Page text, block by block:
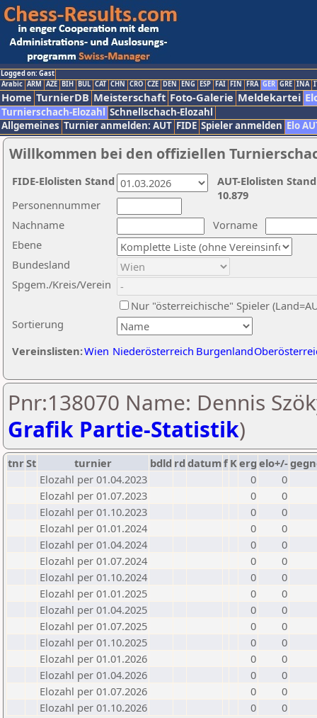
Logged on: Gast
Arabic ARM AZE BIH BUL CAT CHN CRO CZE DEN ENG ESP FAI FIN FRA GER GRE INA
Home TurnierDB Meisterschaft Foto-Galerie Meldekartei
Turnierschach-Elozahl Schnellschach-Elozahl
Allgemeines Turnier anmelden: AUT FIDE Spieler anmelden Elo
Willkommen bei den offiziellen
Nachname
Vorname
Ebene
Sortierung
Personennummer
Bundesland
Spgem./Kreis/Verein
Nur "österreichische" Spieler
Vereinslisten:Wien Niederösterreich Burgenland
AUT-Elolisten
10.879
FIDE-Elolisten Stand
Pnr:138070 Name: Dennis
Grafik Partie-Statistik)
tnrSt turnier bdld rd datumf Kerg elo+/-
Elozahl per 01.04.2023
0
0
Elozahl per 01.07.2023
0
0
Elozahl per 01.10.2023
0
0
Elozahl per 01.01.2024
0
0
Elozahl per 01.04.2024
0
0
Elozahl per 01.07.2024
0
0
Elozahl per 01.10.2024
0
0
Elozahl per 01.01.2025
0
0
Elozahl per 01.04.2025
0
0
Elozahl per 01.07.2025
0
0
Elozahl per 01.10.2025
0
0
Elozahl per 01.01.2026
0
0
Elozahl per 01.04.2026
0
0
Elozahl per 01.07.2026
0
0
Elozahl per 01.10.2026
0 0